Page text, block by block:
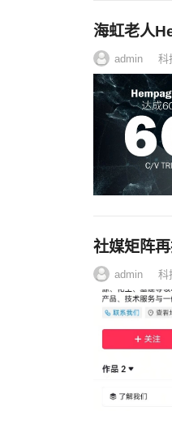
海虹老人
admin 科
社媒矩阵
admin 科